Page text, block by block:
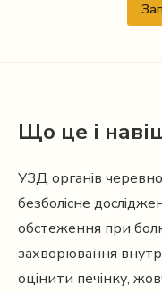
Що це і
УЗД органів
безболісне
обстеження при
захворювання
оцінити печінку,